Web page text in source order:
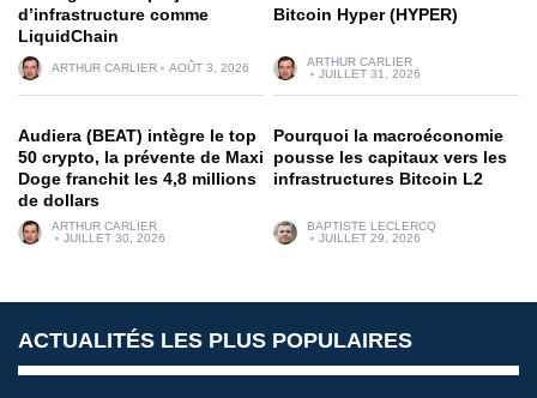
d’infrastructure comme
LiquidChain
ARTHUR CARLIER AOÛT 3, 2026
Bitcoin Hyper (HYPER)
ARTHUR CARLIER
JUILLET 31, 2026
Audiera (BEAT) intègre le top
50 crypto, la prévente de Maxi
Doge franchit les 4,8 millions
de dollars
ARTHUR CARLIER
JUILLET 30, 2026
Pourquoi la macroéconomie
pousse les capitaux vers les
infrastructures Bitcoin L2
BAPTISTE LECLERCQ
JUILLET 29, 2026
ACTUALITÉS LES PLUS POPULAIRES